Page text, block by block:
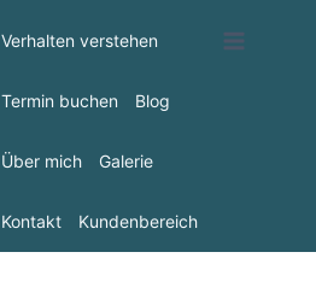
Verhalten verstehen
Termin buchen Blog
Über mich Galerie
Kontakt Kundenbereich